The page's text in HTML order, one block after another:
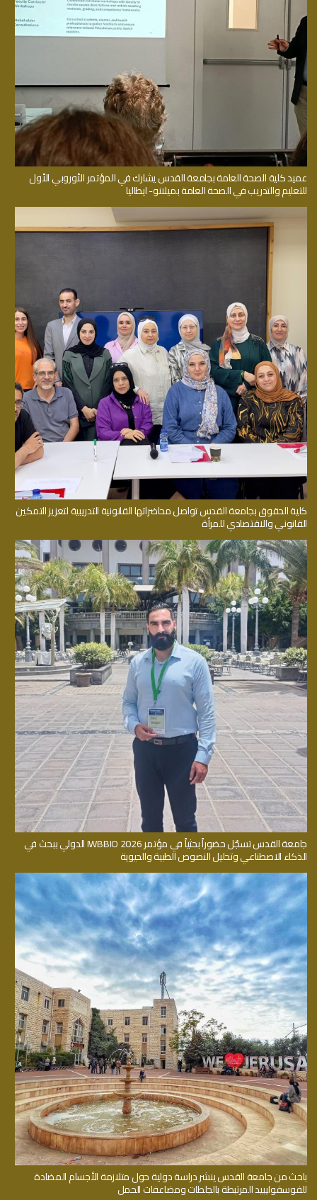
عميد كلية الصحة العامة بجامعة القدس يشارك في المؤتمر الأوروبي الأول
للتعليم والتدريب في الصحة العامة بميلانو- ايطاليا
كلية الحقوق بجامعة القدس تواصل محاضراتها القانونية التدريبية لتعزيز التمكين
القانوني والاقتصادي للمرأة
جامعة القدس تسجّل حضوراً بحثياً في مؤتمر IWBBIO 2026 الدولي ببحث في
الذكاء الاصطناعي وتحليل النصوص الطبية والحيوية
باحث من جامعة القدس ينشر دراسة دولية حول متلازمة الأجسام المضادة
للفوسفوليبيد المرتبطة بالجلطات ومضاعفات الحمل